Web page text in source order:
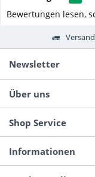
Bewertungen lesen,
Newsletter
Über uns
Shop Service
Informationen